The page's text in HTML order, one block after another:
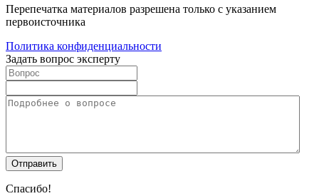
Перепечатка материалов разрешена только с указанием
первоисточника
Политика конфиденциальности
Задать вопрос эксперту
Спасибо!